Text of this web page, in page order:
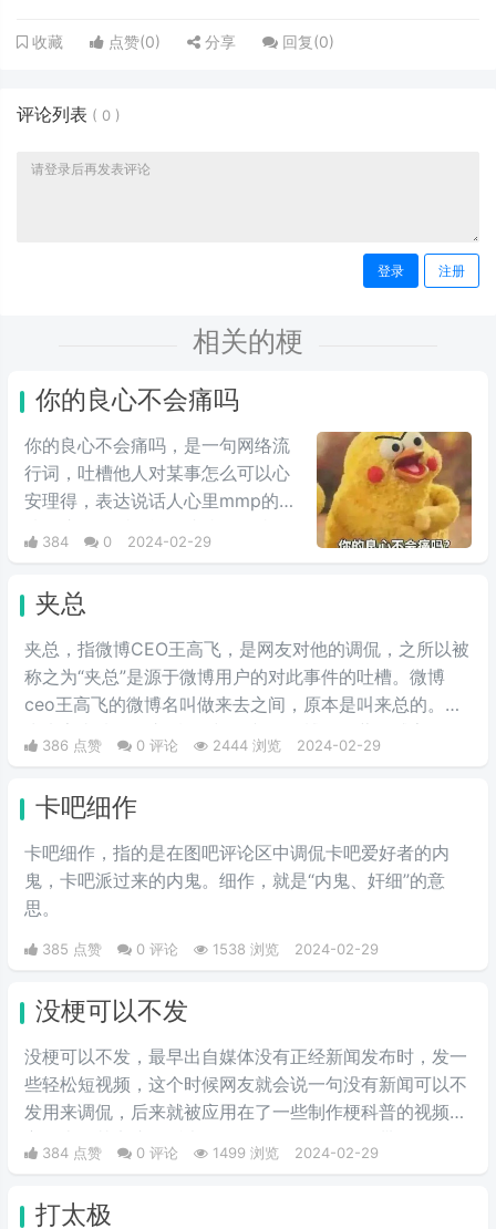
收藏 点赞(0) 分享 回复(0)
评论列表 ( 0 )
登录 注册
相关的梗
你的良心不会痛吗
你的良心不会痛吗，是一句网络流
行词，吐槽他人对某事怎么可以心
安理得，表达说话人心里mmp的心
会内疚吗，来源于热图鹦鹉兄弟表
情包，火于知乎，该词也被《咬文
嚼字》评为2017年度十大流行语之
一，现在多用于聊天中的表情包。
384 0 2024-02-29
夹总
夹总，指微博CEO王高飞，是网友对他的调侃，之所以被
称之为“夹总”是源于微博用户的对此事件的吐槽。微博
ceo王高飞的微博名叫做来去之间，原本是叫来总的。因
为称为“夹”，所以来去之间喜提夹总这一称号。
386 点赞 0 评论 2444 浏览 2024-02-29
卡吧细作
卡吧细作，指的是在图吧评论区中调侃卡吧爱好者的内
鬼，卡吧派过来的内鬼。细作，就是“内鬼、奸细”的意
思。
385 点赞 0 评论 1538 浏览 2024-02-29
没梗可以不发
没梗可以不发，最早出自媒体没有正‌‌‌‌‌‌‌‌经新闻发布时，发一
些轻松短视频，这个时候网友就会说一句没有新闻可以不
发用来调侃，后来就被应用在了一些制作梗科普的视频博
意味。“解梗博主”的嘲讽发言，指各类梗科普相关的作者
破梗、旧梗来敷衍了事，不被认可时，网友们就会评论一
384 点赞 0 评论 1499 浏览 2024-02-29
打太极